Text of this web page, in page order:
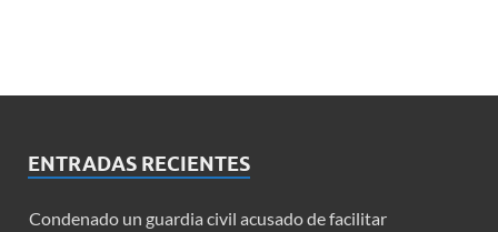
ENTRADAS RECIENTES
Condenado un guardia civil acusado de facilitar